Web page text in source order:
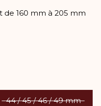
de 160 mm à 205 mm
44 / 45 / 46 / 49 mm